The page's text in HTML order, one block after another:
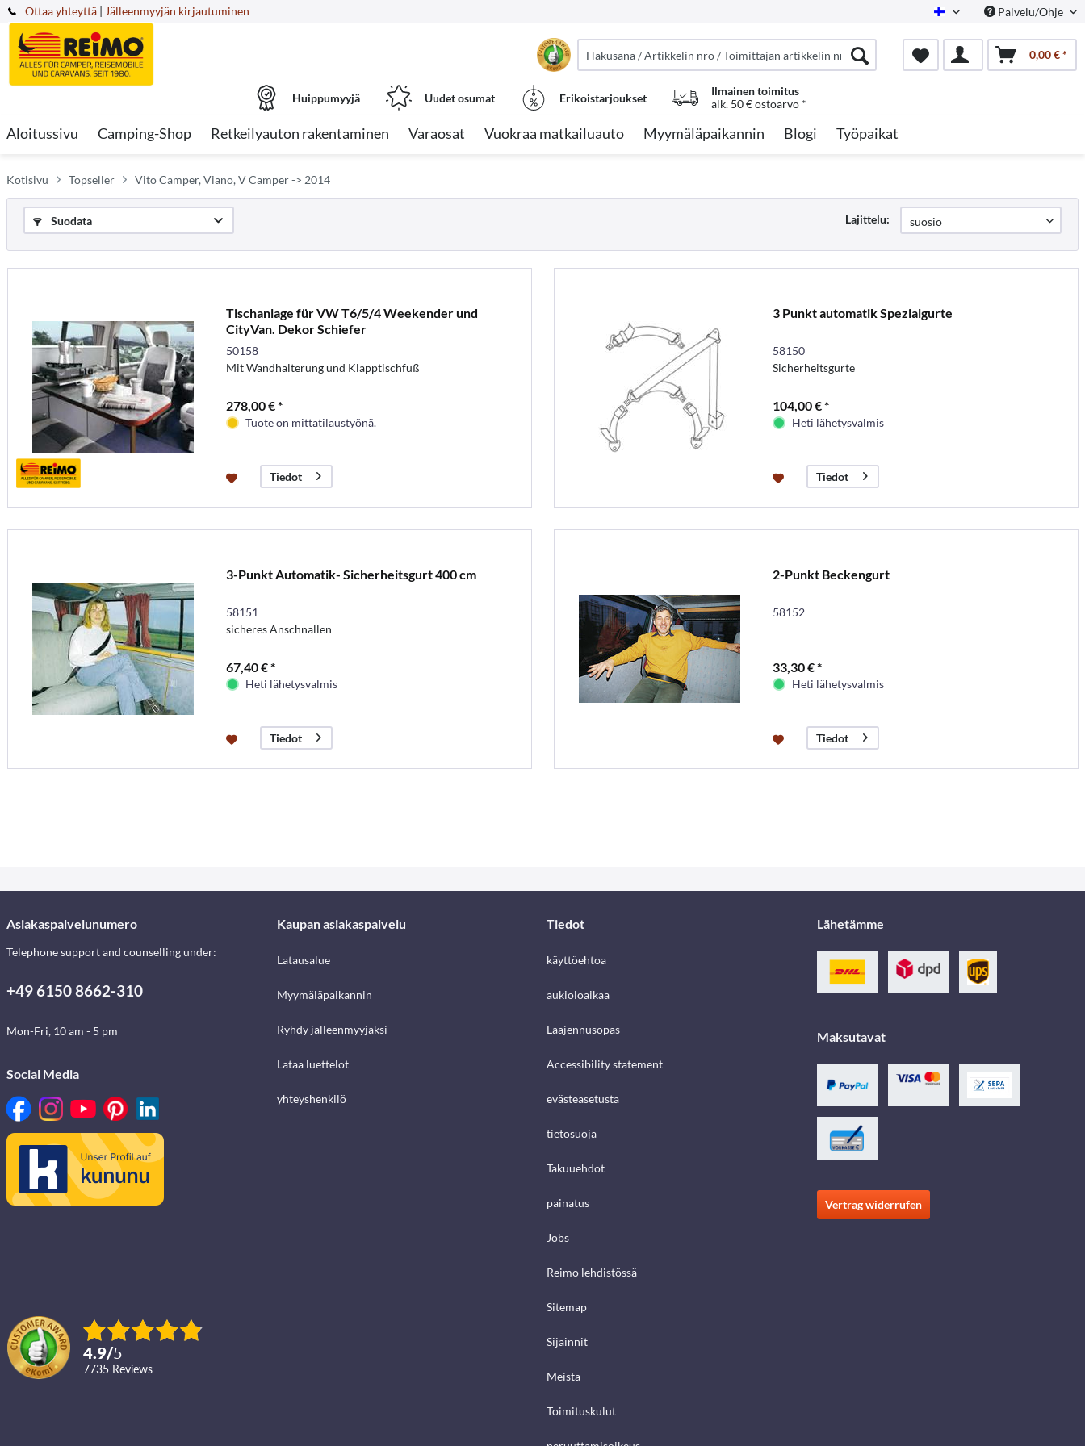
Ottaa yhteyttä Finnish Palvelu/Ohje
| Jälleenmyyjän kirjautuminen
0,00 € *
Huippumyyjä Uudet osumat Erikoistarjoukset
Ilmainen toimitus
alk. 50 € ostoarvo *
Aloitussivu Camping-Shop Retkeilyauton rakentaminen Varaosat Vuokraa matkailuauto Myymäläpaikannin Blogi Työpaikat
Kotisivu Topseller Vito Camper, Viano, V Camper -> 2014
Suodata Lajittelu:
Tischanlage für VW T6/5/4 Weekender und
CityVan. Dekor Schiefer
50158
Mit Wandhalterung und Klapptischfuß
278,00 € *
Tuote on mittatilaustyönä.
Tiedot
3 Punkt automatik Spezialgurte
58150
Sicherheitsgurte
104,00 € *
Heti lähetysvalmis
Tiedot
3-Punkt Automatik- Sicherheitsgurt 400 cm
58151
sicheres Anschnallen
67,40 € *
Heti lähetysvalmis
Tiedot
2-Punkt Beckengurt
58152
33,30 € *
Heti lähetysvalmis
Tiedot
Asiakaspalvelunumero
Telephone support and counselling under:
+49 6150 8662-310
Mon-Fri, 10 am - 5 pm
Social Media
4.9/5
7735 reviews
Kaupan asiakaspalvelu
Latausalue
Myymäläpaikannin
Ryhdy jälleenmyyjäksi
Lataa luettelot
yhteyshenkilö
Tiedot
käyttöehtoa
aukioloaikaa
Laajennusopas
Accessibility statement
evästeasetusta
tietosuoja
Takuuehdot
painatus
Jobs
Reimo lehdistössä
Sitemap
Sijainnit
Meistä
Toimituskulut
Lähetämme
Maksutavat
Vertrag widerrufen